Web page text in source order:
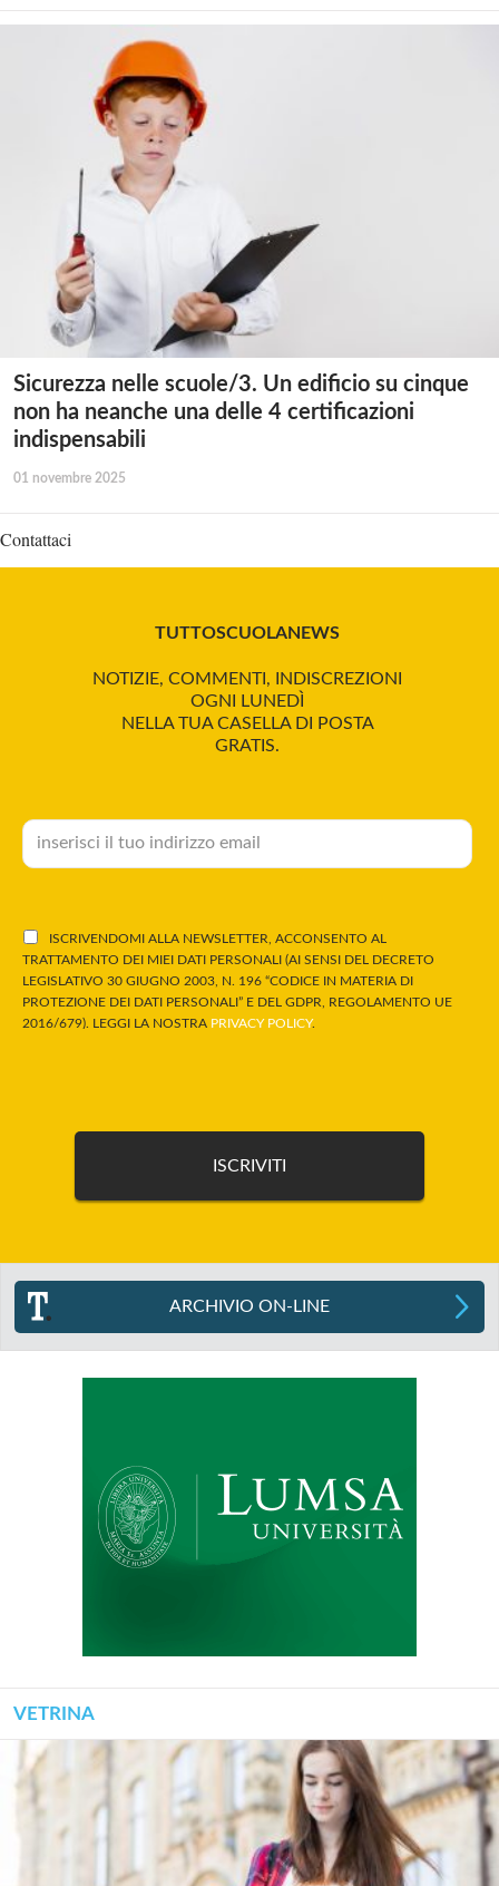
Sicurezza nelle scuole/3. Un edificio su cinque
non ha neanche una delle 4 certificazioni
indispensabili
01 novembre 2025
Contattaci
TUTTOSCUOLANEWS
NOTIZIE, COMMENTI, INDISCREZIONI
OGNI LUNEDÌ
NELLA TUA CASELLA DI POSTA
GRATIS.
ISCRIVENDOMI ALLA NEWSLETTER, ACCONSENTO AL
TRATTAMENTO DEI MIEI DATI PERSONALI (AI SENSI DEL DECRETO
LEGISLATIVO 30 GIUGNO 2003, N. 196 “CODICE IN MATERIA DI
PROTEZIONE DEI DATI PERSONALI” E DEL GDPR, REGOLAMENTO UE
2016/679). LEGGI LA NOSTRA PRIVACY POLICY.
ARCHIVIO ON-LINE
VETRINA